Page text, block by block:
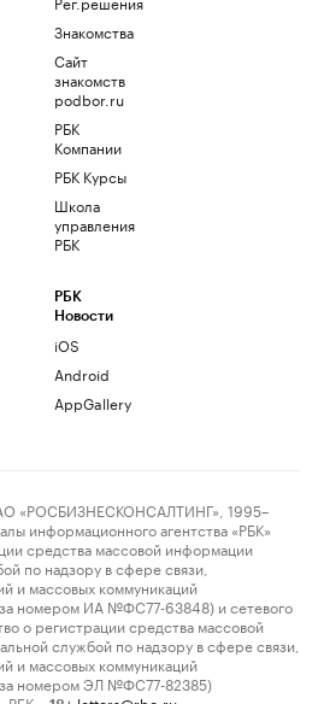
Знакомства
Сайт
знакомств
podbor.ru
РБК
Компании
РБК Курсы
Школа
управления
РБК
РБК
Новости
iOS
Android
AppGallery
«РОСБИЗНЕСКОНСАЛТИНГ», 1995–
информационного агентства «РБК»
средства массовой информации
по надзору в сфере связи,
и массовых коммуникаций
номером ИА №ФС77-63848) и сетевого
о регистрации средства массовой
службой по надзору в сфере связи,
и массовых коммуникаций
номером ЭЛ №ФС77-82385)